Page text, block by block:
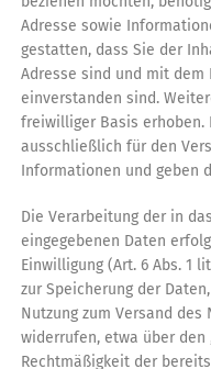
Adresse sowie
gestatten, dass Sie der
Adresse sind und mit dem
einverstanden sind.
freiwilliger Basis erhoben.
ausschließlich für den
Informationen und geben
Die Verarbeitung der in
eingegebenen Daten
Einwilligung (Art. 6 Abs. 1
zur Speicherung der
Nutzung zum Versand
widerrufen, etwa über den
Rechtmäßigkeit der